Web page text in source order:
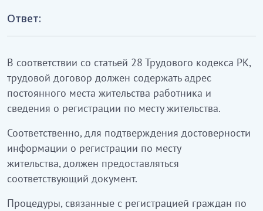
Ответ:
В соответствии со статьей 28 Трудового кодекса РК,
трудовой договор должен содержать адрес
постоянного места жительства работника и
сведения о регистрации по месту жительства.
Соответственно, для подтверждения достоверности
информации о регистрации по месту
жительства, должен предоставляться
соответствующий документ.
Процедуры, связанные с регистрацией граждан по